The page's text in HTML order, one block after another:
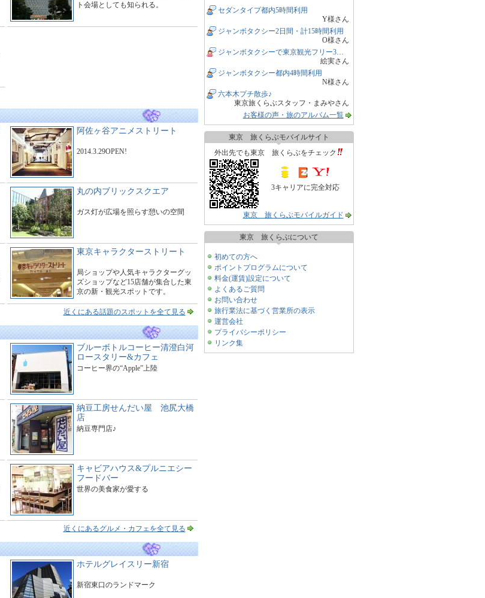
ト会場としても知られる。
阿佐ヶ谷アニメストリート
2014.3.29OPEN!
丸の内ブリックスクエア
ガス灯が広場を照らす憩いの空間
東京キャラクターストリート
局ショップや人気キャラクターグッ
ズショップなど15店舗が集合した東
京の新・観光スポットです。
近くにある話題のスポットを全て見る
ブルーボトルコーヒー清澄白河
ロースタリー&カフェ
コーヒー界の“Apple”上陸
納豆工房せんだい屋 池尻大橋
店
納豆専門店♪
キャビアハウス&プルニエシー
フードバー
世界の美食家が愛する
近くにあるグルメ・カフェを全て見る
ホテルグレイスリー新宿
新宿東口のランドマーク
セダンタイプ都内5時間利用
Y様さん
ジャンボタクシー2日間・計15時間利用
O様さん
ジャンボタクシーで東京観光フリー3時間
絵実さん
ジャンボタクシー都内4時間利用
N様さん
六本木プチ散歩♪
東京旅くらぶスタッフ・まみやさん
お客様の声・旅のアルバム一覧
東京 旅くらぶモバイルサイト
外出先でも東京 旅くらぶをチェック
3キャリアに完全対応
東京 旅くらぶモバイルガイド
東京 旅くらぶについて
初めての方へ
ポイントプログラムについて
料金(運賃)設定について
よくあるご質問
お問い合わせ
旅行業法に基づく営業所の表示
運営会社
プライバシーポリシー
リンク集